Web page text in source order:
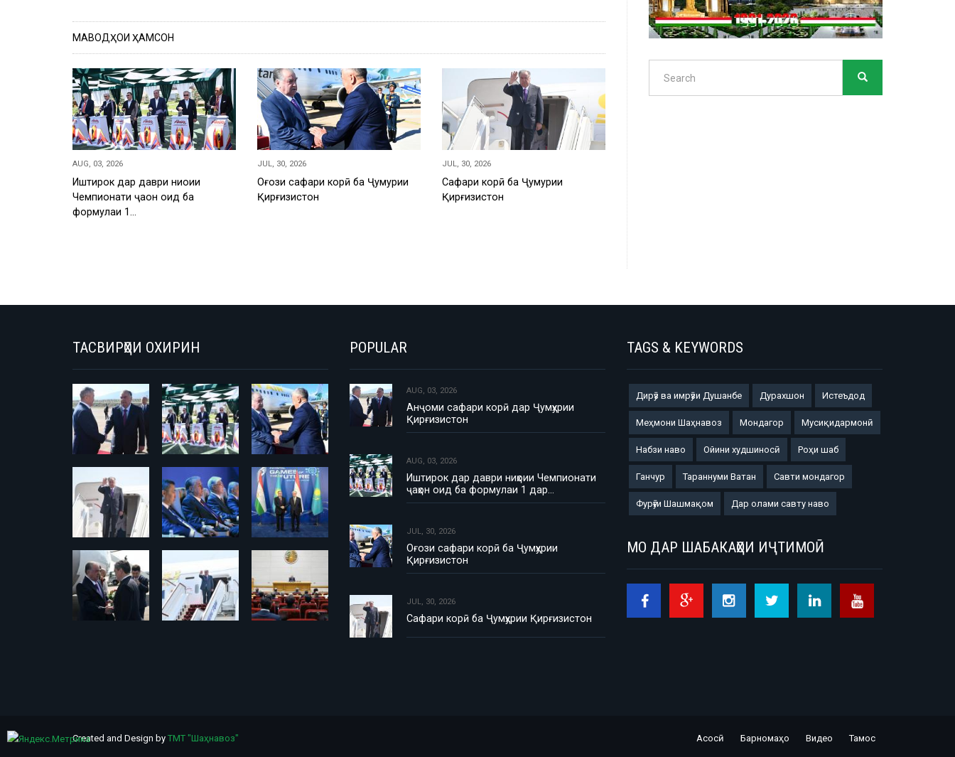
МАВОДҲОИ ҲАМСОН
AUG, 03, 2026
Иштирок дар даври ниҳоии
Чемпионати ҷаҳон оид ба
формулаи 1…
JUL, 30, 2026
Оғози сафари корӣ ба Ҷумҳурии
Қирғизистон
JUL, 30, 2026
Сафари корӣ ба Ҷумҳурии
Қирғизистон
Search SEARCH
ТАСВИРҲОИ ОХИРИН POPULAR
AUG, 03, 2026
Анҷоми сафари корӣ дар Ҷумҳурии
Қирғизистон
AUG, 03, 2026
Иштирок дар даври ниҳоии Чемпионати
ҷаҳон оид ба формулаи 1 дар…
JUL, 30, 2026
Оғози сафари корӣ ба Ҷумҳурии
Қирғизистон
JUL, 30, 2026
Сафари корӣ ба Ҷумҳурии Қирғизистон
TAGS & KEYWORDS
Дирӯз ва имрӯзи Душанбе Дурахшон Истеъдод
Меҳмони Шаҳнавоз Мондагор Мусиқидармонӣ
Набзи наво Ойини худшиносӣ Роҳи шаб
Ганчур Тараннуми Ватан Савти мондагор
Фурӯғи Шашмақом Дар олами савту наво
МО ДАР ШАБАКАҲОИ ИҶТИМОӢ
Created and Design by ТМТ "Шаҳнавоз" Асосӣ Барномаҳо Видео Тамос